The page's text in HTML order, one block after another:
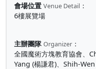
會場位置 Venue Detail ：
6樓展覽場
主辦團隊 Organizer ：
全國魔術方塊教育協會、
Yang (楊謙君)、Shih-